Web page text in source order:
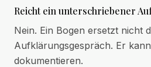
Reicht ein unterschriebener
Nein. Ein Bogen ersetzt nicht
Aufklärungsgespräch. Er
dokumentieren.